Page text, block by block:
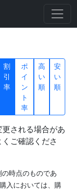
割
引
率
ポ
イ
ン
ト
率
高
い
順
安
い
順
される場合があ
ご確認くださ
時点のものであ
入においては、購